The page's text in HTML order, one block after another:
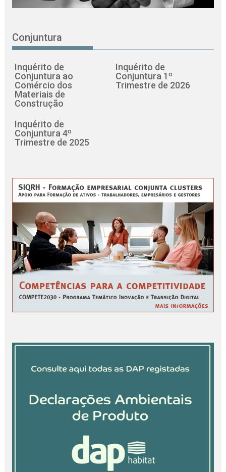
Conjuntura
Inquérito de
Conjuntura ao
Comércio dos
Materiais de
Construção
Inquérito de
Conjuntura 1º
Trimestre de 2026
Inquérito de
Conjuntura 4º
Trimestre de 2025